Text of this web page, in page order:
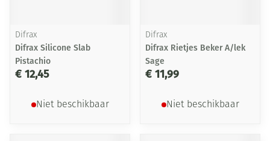
Difrax
Difrax Silicone Slab
Pistachio
€ 12,45
Niet beschikbaar
Difrax
Difrax Rietjes Beker A/lek
Sage
€ 11,99
Niet beschikbaar